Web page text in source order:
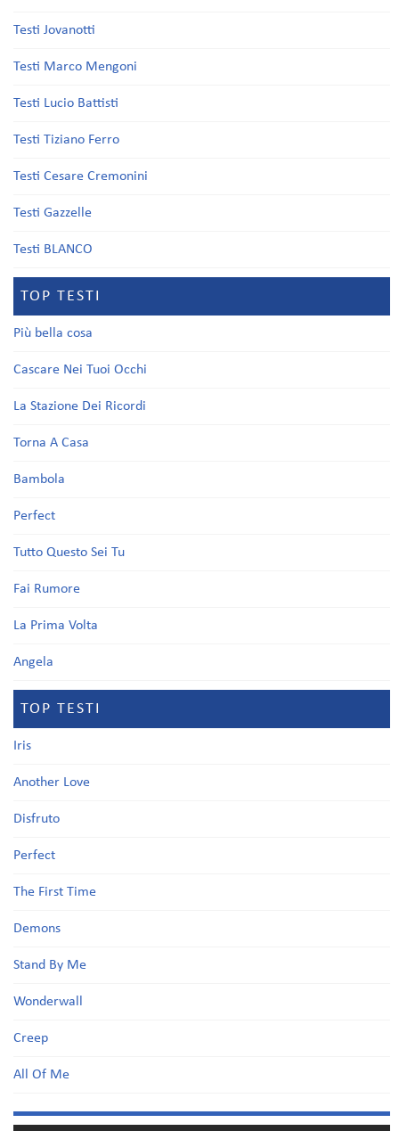
Testi Jovanotti
Testi Marco Mengoni
Testi Lucio Battisti
Testi Tiziano Ferro
Testi Cesare Cremonini
Testi Gazzelle
Testi BLANCO
TOP TESTI
Più bella cosa
Cascare Nei Tuoi Occhi
La Stazione Dei Ricordi
Torna A Casa
Bambola
Perfect
Tutto Questo Sei Tu
Fai Rumore
La Prima Volta
Angela
TOP TESTI
Iris
Another Love
Disfruto
Perfect
The First Time
Demons
Stand By Me
Wonderwall
Creep
All Of Me